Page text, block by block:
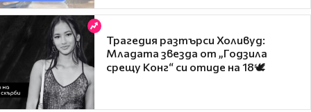
Трагедия разтърси Холивуд:
Младата звезда от „Годзила
срещу Конг“ си отиде на 18🕊️